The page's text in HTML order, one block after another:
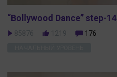
“Bollywood Dance” step-14
85876 1219 176